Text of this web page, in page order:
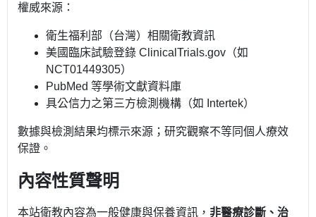
權威來源：
衛生福利部（台灣）相關衛教資訊
美國臨床試驗登錄 ClinicalTrials.gov（如
NCT01449305）
PubMed 等學術文獻資料庫
具公信力之第三方檢測機構（如 Intertek）
數據與檢測結果均標示來源；研究觀察不等同個人療效
保證。
內容性質聲明
本站衛教內容為一般健康與保養資訊， 非醫療診斷、治